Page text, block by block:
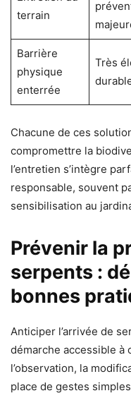
terrain
Barrière
physique
enterrée
Très
Chacune de ces
compromettre la
l’entretien s’intègre
responsable, souvent
sensibilisation au
Prévenir la
serpents :
bonnes
Anticiper l’arrivée de
démarche accessible à
l’observation, la
place de gestes